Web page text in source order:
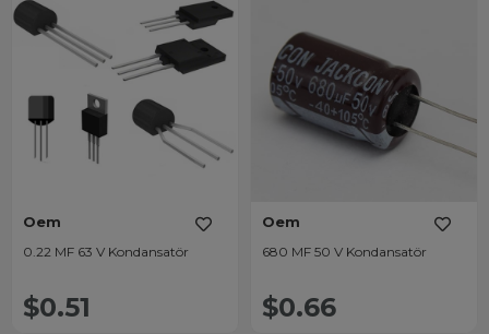
Oem
0.22 MF 63 V Kondansatör
$0.51
Oem
680 MF 50 V Kondansatör
$0.66